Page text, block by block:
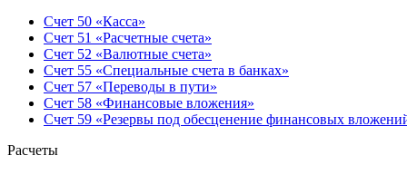
Счет 50 «Касса»
Счет 51 «Расчетные счета»
Счет 52 «Валютные счета»
Счет 55 «Специальные счета в банках»
Счет 57 «Переводы в пути»
Счет 58 «Финансовые вложения»
Счет 59 «Резервы под обесценение финансовых
Расчеты